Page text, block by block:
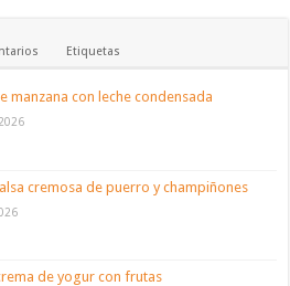
Etiquetas
manzana con leche condensada
cremosa de puerro y champiñones
de yogur con frutas